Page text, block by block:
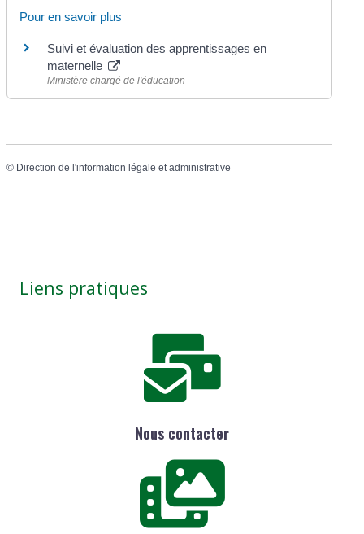
Pour en savoir plus
Suivi et évaluation des apprentissages en
maternelle
Ministère chargé de l'éducation
© Direction de l'information légale et administrative
Liens pratiques
Nous contacter